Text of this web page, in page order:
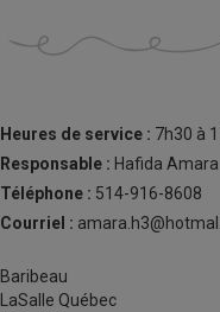
Heures de service : 7h30 à
Responsable : Hafida Amara
Téléphone : 514-916-8608
Courriel :
Baribeau
LaSalle Québec